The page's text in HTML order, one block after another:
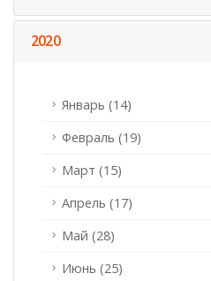
2020
Январь (14)
Февраль (19)
Март (15)
Апрель (17)
Май (28)
Июнь (25)